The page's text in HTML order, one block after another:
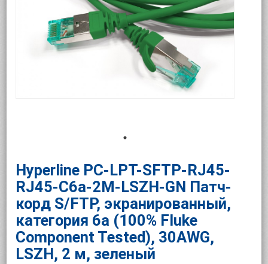
Hyperline PC-LPT-SFTP-RJ45-
RJ45-C6a-2M-LSZH-GN Патч-
корд S/FTP, экранированный,
категория 6a (100% Fluke
Component Tested), 30AWG,
LSZH, 2 м, зеленый